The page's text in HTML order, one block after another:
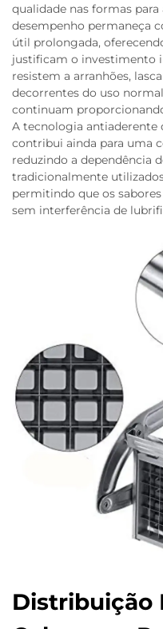
qualidade nas formas para
desempenho permaneça
útil prolongada,
justificam o investimento
resistem a arranhões,
decorrentes do uso
continuam
A tecnologia antiaderente
contribui ainda para uma
reduzindo a dependência
tradicionalmente
permitindo que os
sem interferência de
Distribuição